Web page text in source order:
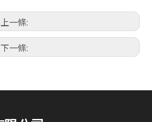
上一條:
下一條: